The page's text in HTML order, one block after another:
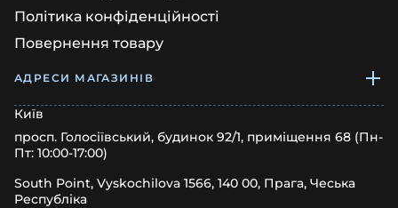
Політика конфіденційності
Повернення товару
АДРЕСИ МАГАЗИНІВ
Київ
просп. Голосіївський, будинок 92/1, приміщення 68 (Пн-
Пт: 10:00-17:00)
South Point, Vyskochilova 1566, 140 00, Прага, Чеська
Республіка